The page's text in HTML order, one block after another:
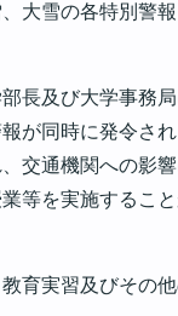
大雪の各特別警報
長及び大学事務
が同時に発令さ
交通機関への影
等を実施するこ
育実習及びその